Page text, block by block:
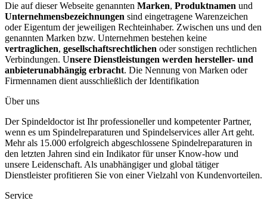
Die auf dieser Webseite genannten Marken, Produktnamen und
Unternehmensbezeichnungen sind eingetragene Warenzeichen
oder Eigentum der jeweiligen Rechteinhaber. Zwischen uns und den
genannten Marken bzw. Unternehmen bestehen keine
vertraglichen, gesellschaftsrechtlichen oder sonstigen rechtlichen
Verbindungen. Unsere Dienstleistungen werden hersteller- und
anbieterunabhängig erbracht. Die Nennung von Marken oder
Firmennamen dient ausschließlich der Identifikation
Über uns
Der Spindeldoctor ist Ihr professioneller und kompetenter Partner,
wenn es um Spindelreparaturen und Spindelservices aller Art geht.
Mehr als 15.000 erfolgreich abgeschlossene Spindelreparaturen in
den letzten Jahren sind ein Indikator für unser Know-how und
unsere Leidenschaft. Als unabhängiger und global tätiger
Dienstleister profitieren Sie von einer Vielzahl von Kundenvorteilen.
Service